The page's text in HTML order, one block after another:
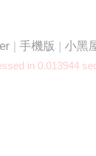
| 手機版 | 小黑
in 0.013944